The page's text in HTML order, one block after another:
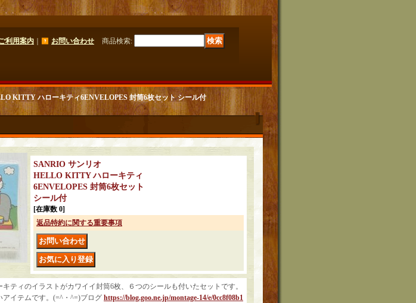
利用案内 お問い合わせ 商品検索:
KITTY ハローキティ6ENVELOPES 封筒6枚セット シール付
SANRIO サンリオ
HELLO KITTY ハローキティ
6ENVELOPES 封筒6枚セット
シール付
[在庫数 0]
返品特約に関する重要事項
ティのイラストがカワイイ封筒6枚、６つのシールも付いたセットです。
アイテムです。(=^・^=)ブログ https://blog.goo.ne.jp/montage-14/e/0cc8f08b1